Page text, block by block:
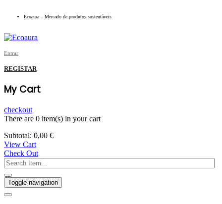
Ecoaura – Mercado de produtos sustentáveis
Entrar
REGISTAR
My Cart
checkout
There are 0 item(s) in your cart
Subtotal: 0,00 €
View Cart
Check Out
Toggle navigation